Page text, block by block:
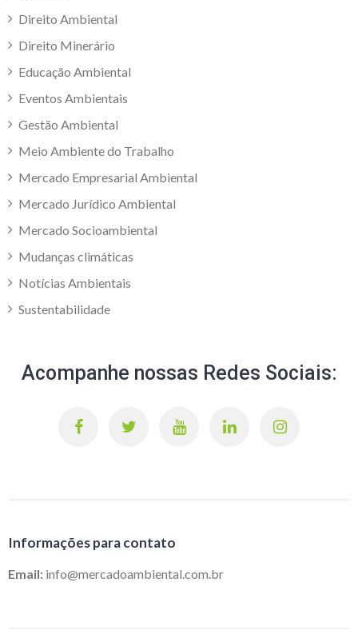
Direito Ambiental
Direito Minerário
Educação Ambiental
Eventos Ambientais
Gestão Ambiental
Meio Ambiente do Trabalho
Mercado Empresarial Ambiental
Mercado Jurídico Ambiental
Mercado Socioambiental
Mudanças climáticas
Notícias Ambientais
Sustentabilidade
Acompanhe nossas Redes Sociais:
Informações para contato
Email: info@mercadoambiental.com.br